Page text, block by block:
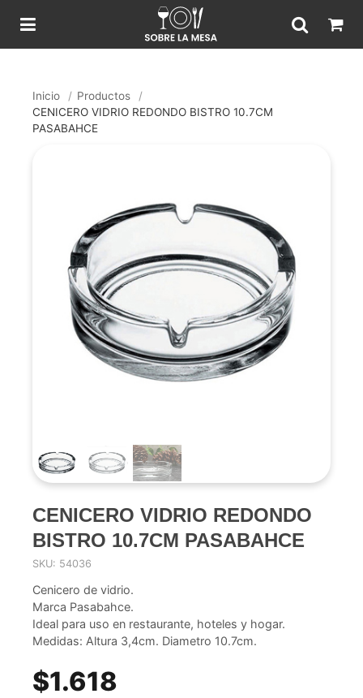
Inicio / Productos
/
CENICERO VIDRIO REDONDO BISTRO 10.7CM
PASABAHCE
CENICERO VIDRIO REDONDO
BISTRO 10.7CM PASABAHCE
SKU: 54036
Cenicero de vidrio.
Marca Pasabahce.
Ideal para uso en restaurante, hoteles y hogar.
Medidas: Altura 3,4cm. Diametro 10.7cm.
$1.618